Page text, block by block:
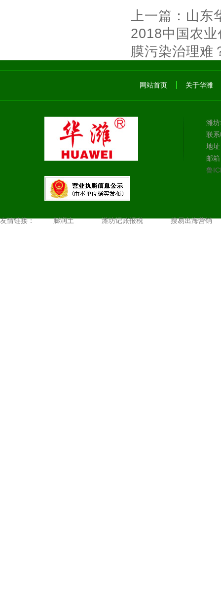
上一篇： 山东
2018中国农
膜污染治理难
网站首页 关于华潍
潍
联
地
邮
鲁
友情链接： 膨润土 潍坊记账报税 搜易出海营销